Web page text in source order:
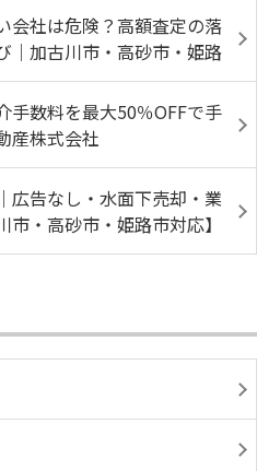
会社は危険？高額査定の落
｜加古川市・高砂市・姫路
手数料を最大50％OFFで手
産株式会社
広告なし・水面下売却・業
・高砂市・姫路市対応】